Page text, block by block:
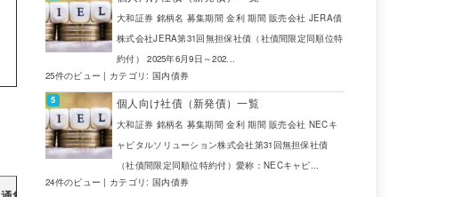
大和証券 銘柄名 募集期間 金利 期間 販売会社 JERA債
株式会社JERA第31回無担保社債（社債間限定同順位特
約付） 2025年6月9日～202...
25件のビュー | カテゴリ: 国内債券
個人向け社債（新発債）一覧
大和証券 銘柄名 募集期間 金利 期間 販売会社 NECキ
ャピタルソリューション株式会社第31回無担保社債
（社債間限定同順位特約付）愛称：NECキャピ...
24件のビュー | カテゴリ: 国内債券